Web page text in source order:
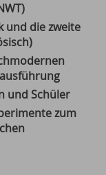
und die zweite
und Schüler
zum